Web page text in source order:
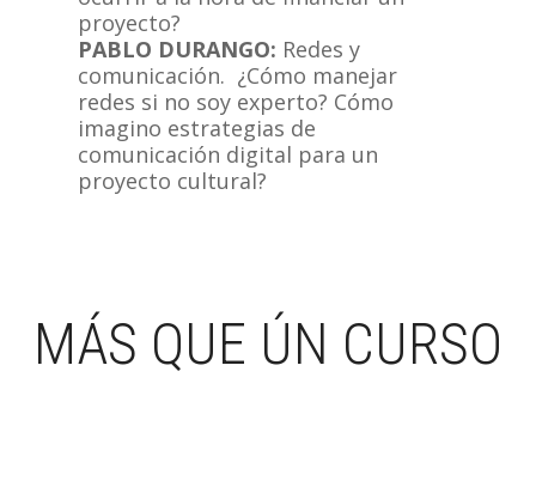
proyecto?
PABLO DURANGO: Redes y
comunicación. ¿Cómo manejar
redes si no soy experto? Cómo
imagino estrategias de
comunicación digital para un
proyecto cultural?
MÁS QUE ÚN CURSO